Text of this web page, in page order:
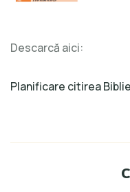
Descarcă aici:
Planificare citirea